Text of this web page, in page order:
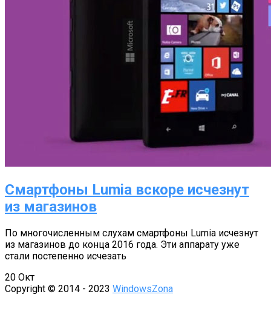
Смартфоны Lumia вскоре исчезнут
из магазинов
По многочисленным слухам смартфоны Lumia исчезнут
из магазинов до конца 2016 года. Эти аппарату уже
стали постепенно исчезать
20 Окт
Copyright © 2014 - 2023 WindowsZona